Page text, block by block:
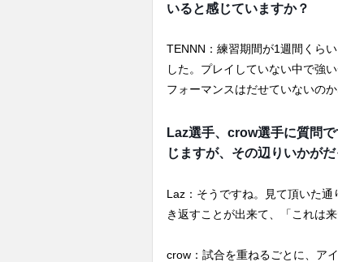
いると感じていますか？
TENNN：練習期間が1週間くら
した。プレイしていない中で強
フォーマンスはだせていないの
Laz選手、crow選手に質問
じますが、その辺りいかが
Laz：そうですね。見て頂いた
き返すことが出来て、「これは
crow：試合を重ねるごとに、ア